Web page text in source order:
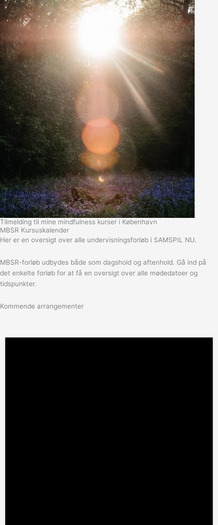
Tilmelding til mine mindfulness kurser i København
MBSR Kursuskalender
Her er en oversigt over alle undervisningsforløb i SAMSPIL NU.
MBSR-forløb udbydes både som dagshold og aftenhold. Gå ind på
det enkelte forløb for at få en oversigt over alle mødedatoer og
tidspunkter.
Kommende arrangementer